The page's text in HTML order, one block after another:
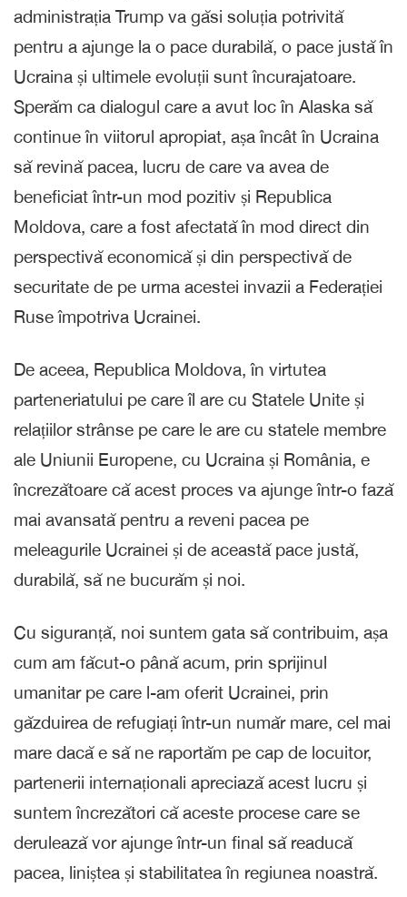
administrația Trump va găsi soluția potrivită
pentru a ajunge la o pace durabilă, o pace justă în
Ucraina și ultimele evoluții sunt încurajatoare.
Sperăm ca dialogul care a avut loc în Alaska să
continue în viitorul apropiat, așa încât în Ucraina
să revină pacea, lucru de care va avea de
beneficiat într-un mod pozitiv și Republica
Moldova, care a fost afectată în mod direct din
perspectivă economică și din perspectivă de
securitate de pe urma acestei invazii a Federației
Ruse împotriva Ucrainei.
De aceea, Republica Moldova, în virtutea
parteneriatului pe care îl are cu Statele Unite și
relațiilor strânse pe care le are cu statele membre
ale Uniunii Europene, cu Ucraina și România, e
încrezătoare că acest proces va ajunge într-o fază
mai avansată pentru a reveni pacea pe
meleagurile Ucrainei și de această pace justă,
durabilă, să ne bucurăm și noi.
Cu siguranță, noi suntem gata să contribuim, așa
cum am făcut-o până acum, prin sprijinul
umanitar pe care l-am oferit Ucrainei, prin
găzduirea de refugiați într-un număr mare, cel mai
mare dacă e să ne raportăm pe cap de locuitor,
partenerii internaționali apreciază acest lucru și
suntem încrezători că aceste procese care se
derulează vor ajunge într-un final să readucă
pacea, liniștea și stabilitatea în regiunea noastră.